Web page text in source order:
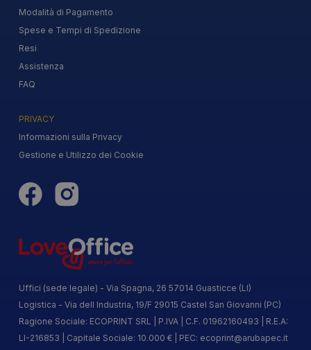
Modalità di Pagamento
Spese e Tempi di Spedizione
Resi
Assistenza
FAQ
PRIVACY
Informazioni sulla Privacy
Gestione e Utilizzo dei Cookie
Uffici (sede legale) - Via Spagna, 26 57014 Guasticce (LI)
Logistica - Via dell Industria, 19/F 29015 Castel San Giovanni (PC)
Ragione Sociale: ECOPRINT SRL | P.IVA | C.F. 01962160493 | R.E.A:
LI-216853 | Capitale Sociale: 10.000 € | PEC: ecoprint@arubapec.it